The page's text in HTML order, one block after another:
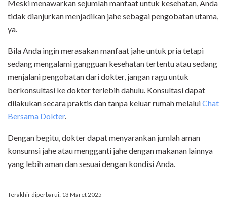
Meski menawarkan sejumlah manfaat untuk kesehatan, Anda
tidak dianjurkan menjadikan jahe sebagai pengobatan utama,
ya.
Bila Anda ingin merasakan manfaat jahe untuk pria tetapi
sedang mengalami gangguan kesehatan tertentu atau sedang
menjalani pengobatan dari dokter, jangan ragu untuk
berkonsultasi ke dokter terlebih dahulu. Konsultasi dapat
dilakukan secara praktis dan tanpa keluar rumah melaluiChat
Bersama Dokter.
Dengan begitu, dokter dapat menyarankan jumlah aman
konsumsi jahe atau mengganti jahe dengan makanan lainnya
yang lebih aman dan sesuai dengan kondisi Anda.
Terakhir diperbarui: 13 Maret 2025